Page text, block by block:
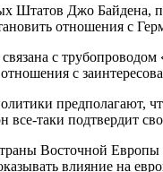
Штатов Джо Байдена,
отношения с
с
с
предполагают,
таки подтвердит
Восточной
влияние на